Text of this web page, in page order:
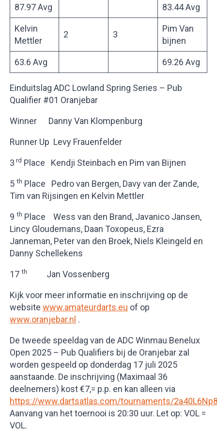
87.97 Avg 83.44 Avg
Kelvin
Mettler
2 3
Pim Van
bijnen
63.6 Avg 69.26 Avg
Einduitslag ADC Lowland Spring Series – Pub
Qualifier #01 Oranjebar
Winner Danny Van Klompenburg
Runner Up Levy Frauenfelder
3 rd Place Kendji Steinbach en Pim van Bijnen
5 th Place Pedro van Bergen, Davy van der Zande,
Tim van Rijsingen en Kelvin Mettler
9 th Place Wess van den Brand, Javanico Jansen,
Lincy Gloudemans, Daan Toxopeus, Ezra
Janneman, Peter van den Broek, Niels Kleingeld en
Danny Schellekens
17 th Jan Vossenberg
Kijk voor meer informatie en inschrijving op de
website www.amateurdarts.eu of op
www.oranjebar.nl .
De tweede speeldag van de ADC Winmau Benelux
Open 2025 – Pub Qualifiers bij de Oranjebar zal
worden gespeeld op donderdag 17 juli 2025
aanstaande. De inschrijving (Maximaal 36
deelnemers) kost €7,= p.p. en kan alleen via
https://www.dartsatlas.com/tournaments/
Aanvang van het toernooi is 20:30 uur. Let op: VOL =
VOL.